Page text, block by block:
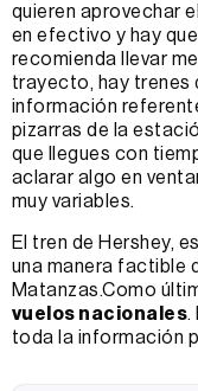
quieren aprovechar
en efectivo y hay
recomienda llevar
trayecto, hay trenes
información
pizarras de la
que llegues con
aclarar algo en
muy variables.
El tren de Hershey,
una manera factible
Matanzas.Como
vuelos nacionales.
toda la información